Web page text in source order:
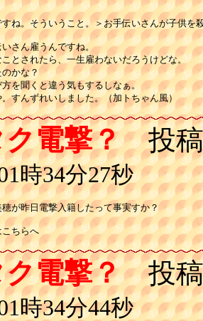
ね。そういうこと。＞お手伝いさんが子供を
さん雇うんですね。
とされたら、一生雇わないだろうけどな。
かな？
を聞くと違う気もするしなぁ。
すんずれいしました。（加トちゃん風）
電撃？投稿
時34分27秒
が昨日電撃入籍したって事実すか？
ちらへ
電撃？投稿
時34分44秒